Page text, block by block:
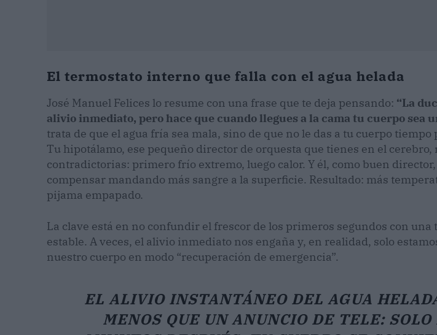
El termostato interno que falla con el agua helada
José Manuel Felices lo resume con una frase que te deja pensando: “La
alivio inmediato, pero hace que cuando llegues a la cama tu cuerpo sea
trata de que el agua fría sea mala, sino de que no le das a tu cuerpo tiempo
Tu hipotálamo, ese pequeño director de orquesta que tienes en el cerebro,
contradictorias: primero frío extremo, luego calor. Y él, como buen
compensar mandando más sangre a la superficie. Resultado: más
pijama empapado.
La clave está en no confundir el frescor de los primeros segundos con una
estable. A veces, el alivio inmediato nos engaña y, en realidad, solo
nuestro cuerpo en modo “recuperación de emergencia”.
EL ALIVIO INSTANTÁNEO DEL AGUA
MENOS QUE UN ANUNCIO DE TELE: